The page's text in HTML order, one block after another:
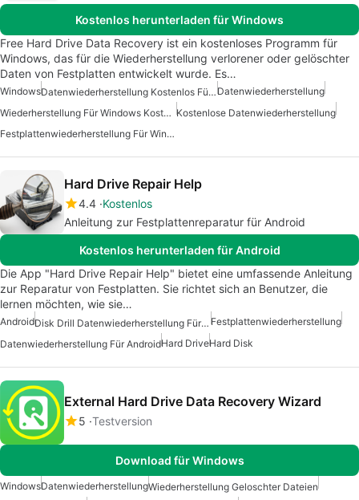
Kostenlos herunterladen für Windows
Free Hard Drive Data Recovery ist ein kostenloses Programm für
Windows, das für die Wiederherstellung verlorener oder gelöschter
Daten von Festplatten entwickelt wurde. Es…
Windows Datenwiederherstellung Kostenlos Für Windows Datenwiederherstellung
Wiederherstellung Für Windows Kostenlos Kostenlose Datenwiederherstellung
Festplattenwiederherstellung Für Windows
Hard Drive Repair Help
4.4 Kostenlos
Anleitung zur Festplattenreparatur für Android
Kostenlos herunterladen für Android
Die App "Hard Drive Repair Help" bietet eine umfassende Anleitung
zur Reparatur von Festplatten. Sie richtet sich an Benutzer, die
lernen möchten, wie sie…
Android Disk Drill Datenwiederherstellung Für Android Festplattenwiederherstellung
Datenwiederherstellung Für AndroidHard DriveHard Disk
External Hard Drive Data Recovery Wizard
5 Testversion
Download für Windows
WindowsDatenwiederherstellungWiederherstellung Geloschter Dateien